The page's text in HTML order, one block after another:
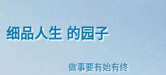
细品人生 的园子
做事要有始有终